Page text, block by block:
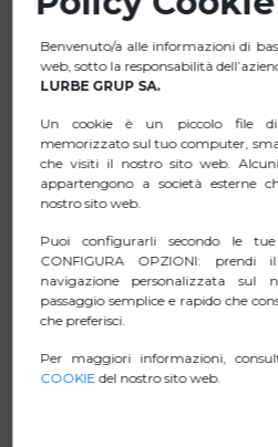
Slot per scheda SD: 40 Mbps
Dimensioni ridotte e
trasportare in viaggio.
È realizzato con una
una buona dissipazione del
Compatibilità universale:
11/10/8/8.1/7/XP/Vista, Mac OS
Installazione "Plug and
installare driver.
SCHEDA TECNICA
Benvenuto/a alle informazioni di
web, sotto la responsabilità
LURBE GRUP SA.
Un cookie è un piccolo file di
memorizzato sul tuo computer,
che visiti il nostro sito web.
appartengono a società esterne
nostro sito web.
Puoi configurarli secondo le
CONFIGURA OPZIONI:
navigazione personalizzata
passaggio semplice e rapido che
che preferisci.
Per maggiori informazioni,
COOKIEdel nostro sito web.